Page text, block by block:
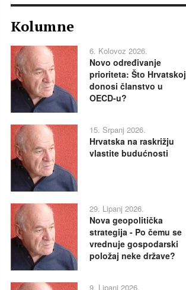
Kolumne
6. Kolovoz 2026.
Novo određivanje
prioriteta: Što Hrvatskoj
donosi članstvo u
OECD-u?
15. Srpanj 2026.
Hrvatska na raskrižju
vlastite budućnosti
29. Lipanj 2026.
Nova geopolitička
strategija - Po čemu se
vrednuje gospodarski
položaj neke države?
9. Lipanj 2026.